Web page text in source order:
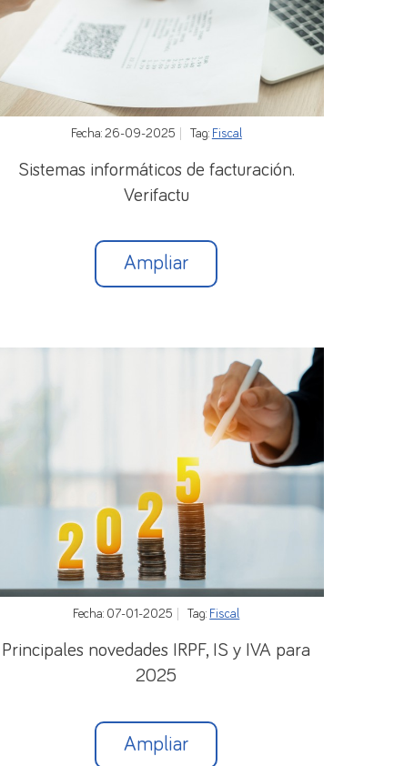
y de pasivos exteriores, la suma total de
declaren con una frecuencia superior.
año corriente quedarán obligados a
límites se excedan.
del euro se convertirán a euros al cambio
aplicando los cambios oficiales en caso
la finalización de periodo que se declara.
Asesoría Fiscal.
Fecha: 26-09-2025 Tag: Fiscal
Sistemas informáticos de facturación.
Verifactu
Ampliar
Fecha: 07-01-2025 Tag: Fiscal
Principales novedades IRPF, IS y IVA para
2025
Ampliar